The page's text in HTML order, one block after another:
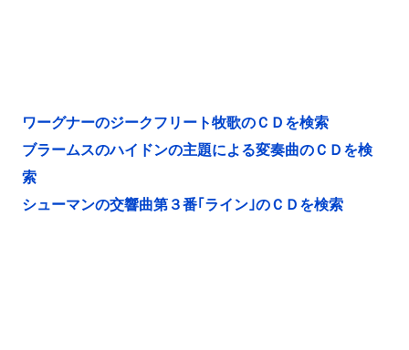
ワーグナーのジークフリート牧歌のＣＤを検索
ブラームスのハイドンの主題による変奏曲のＣＤを検
索
シューマンの交響曲第３番｢ライン｣のＣＤを検索